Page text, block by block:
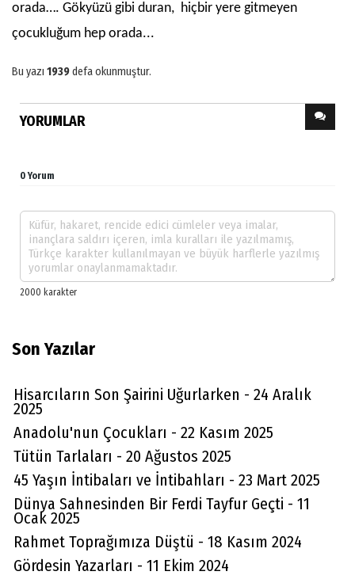
orada…. Gökyüzü gibi duran, hiçbir yere gitmeyen
çocukluğum hep orada...
Bu yazı 1939defa okunmuştur.
YORUMLAR
0 Yorum
Son Yazılar
Hisarcıların Son Şairini Uğurlarken - 24 Aralık
2025
Anadolu'nun Çocukları - 22 Kasım 2025
Tütün Tarlaları - 20 Ağustos 2025
45 Yaşın İntibaları ve İntibahları - 23 Mart 2025
Dünya Sahnesinden Bir Ferdi Tayfur Geçti - 11
Ocak 2025
Rahmet Toprağımıza Düştü - 18 Kasım 2024
Gördesin Yazarları - 11 Ekim 2024